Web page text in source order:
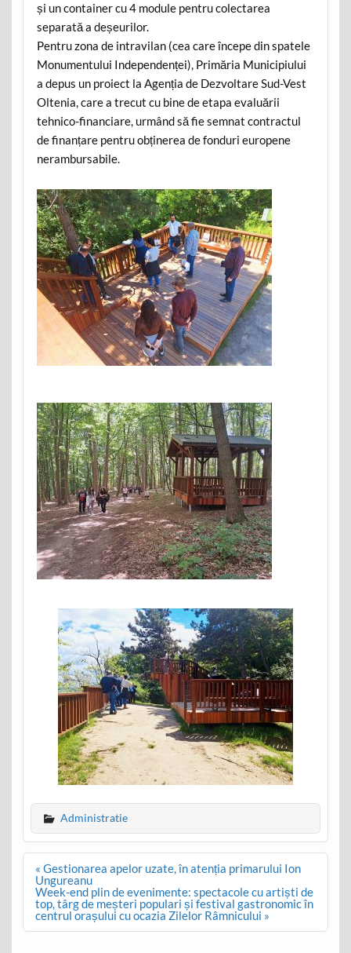
și un container cu 4 module pentru colectarea
separată a deșeurilor.
Pentru zona de intravilan (cea care începe din spatele
Monumentului Independenței), Primăria Municipiului
a depus un proiect la Agenția de Dezvoltare Sud-Vest
Oltenia, care a trecut cu bine de etapa evaluării
tehnico-financiare, urmând să fie semnat contractul
de finanțare pentru obținerea de fonduri europene
nerambursabile.
Administratie
Post
navigation
« Gestionarea apelor uzate, în atenția primarului Ion
Ungureanu
Week-end plin de evenimente: spectacole cu artiști de
top, târg de meșteri populari și festival gastronomic în
centrul orașului cu ocazia Zilelor Râmnicului »